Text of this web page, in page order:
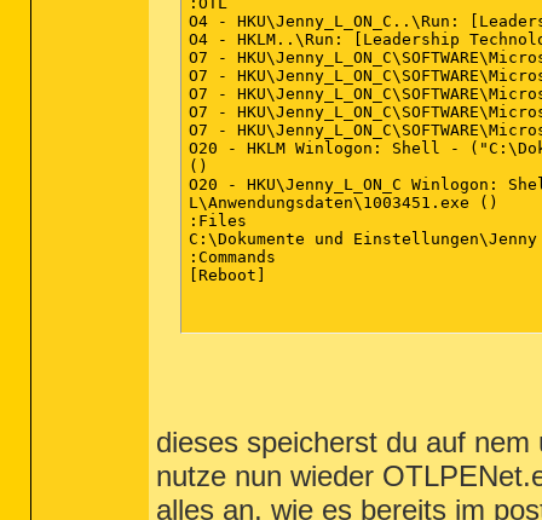
DRV - [2011/06/07 05:13:36 |
DRV - [2011/05/01 14:30:53 |
DRV - [2010/09/06 03:11:32 |
DRV - [2010/01/29 06:40:04 |
DRV - [2009/05/11 06:49:19 |
DRV - [2009/05/11 04:12:49 |
DRV - [2008/07/09 03:05:22 |
DRV - [2008/02/26 21:10:44 |
DRV - [2007/10/16 06:38:30 |
DRV - [2007/10/03 09:31:40 |
DRV - [2007/07/19 09:10:28 |
DRV - [2006/07/01 17:30:28 |
========== Standard Registry (SafeList)
IE -
IE -
O4 - HKU\Jenny_L_ON_C..\Run:
O4 - HKLM..\Run: [Leadership
O7 -
O7 -
O7 -
O7 -
O7 -
O20 - HKLM Winlogon: Shell -
()
O20 - HKU\Jenny_L_ON_C Winlogon:
L\Anwendungsdaten\1003451.exe ()
:Files
C:\Dokumente und Einstellungen\Jenny
:Commands
[Reboot]
dieses speicherst du auf
nutze nun wieder
alles an, wie es bereits im